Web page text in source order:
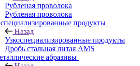
Рубленая проволока
Рубленая проволока
продукты
Назад
Узкоспециализированные продукты
Дробь стальная литая AMS
абразивы